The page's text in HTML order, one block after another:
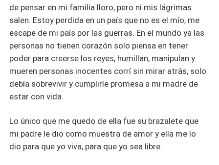
de pensar en mi familia lloro, pero ni mis lágrimas
salen. Estoy perdida en un país que no es el mío, me
escape de mi país por las guerras. En el mundo ya las
personas no tienen corazón solo piensa en tener
poder para creerse los reyes, humillan, manipulan y
mueren personas inocentes corrí sin mirar atrás, solo
debía sobrevivir y cumplirle promesa a mi madre de
estar con vida.
Lo único que me quedo de ella fue su brazalete que
mi padre le dio como muestra de amor y ella me lo
dio para que yo viva, para que yo sea libre.